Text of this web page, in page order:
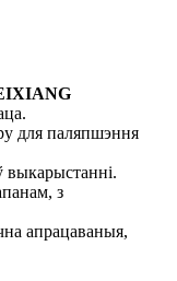
для паляпшэння
выкарыстанні.
з
апрацаваныя,